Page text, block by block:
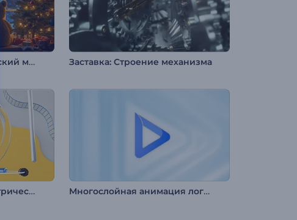
Заставка "Рождественский медведь" Заставка: Строение механизма
Анимация лого: Геометрическая абстракция Многослойная анимация логотипа